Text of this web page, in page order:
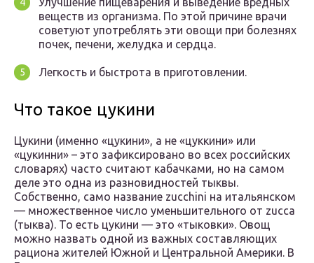
веществ из организма. По этой причине врачи
советуют употреблять эти овощи при болезнях
почек, печени, желудка и сердца.
Легкость и быстрота в приготовлении.
Что такое цукини
Цукини (именно «цукини», а не «цуккини» или
«цукинни» – это зафиксировано во всех российских
словарях) часто считают кабачками, но на самом
деле это одна из разновидностей тыквы.
Собственно, само название zucchini на итальянском
— множественное число уменьшительного от zucca
(тыква). То есть цукини — это «тыковки». Овощ
можно назвать одной из важных составляющих
рациона жителей Южной и Центральной Америки. В